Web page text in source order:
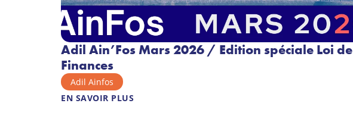
Adil Ain’Fos Mars 2026 / Edition spéciale Loi de
Finances
Adil Ainfos
EN SAVOIR PLUS